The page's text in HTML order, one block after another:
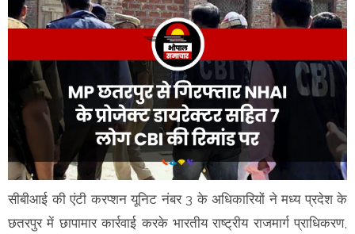
सीबीआई की एंटी करप्शन यूनिट नंबर 3 के अधिकारियों ने मध्य प्रदेश के
छतरपुर में छापामार कार्रवाई करके भारतीय राष्ट्रीय राजमार्ग प्राधिकरण,